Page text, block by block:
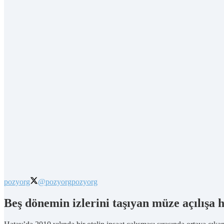
pozyorg @pozyorgpozyorg
Beş dönemin izlerini taşıyan müze açılışa